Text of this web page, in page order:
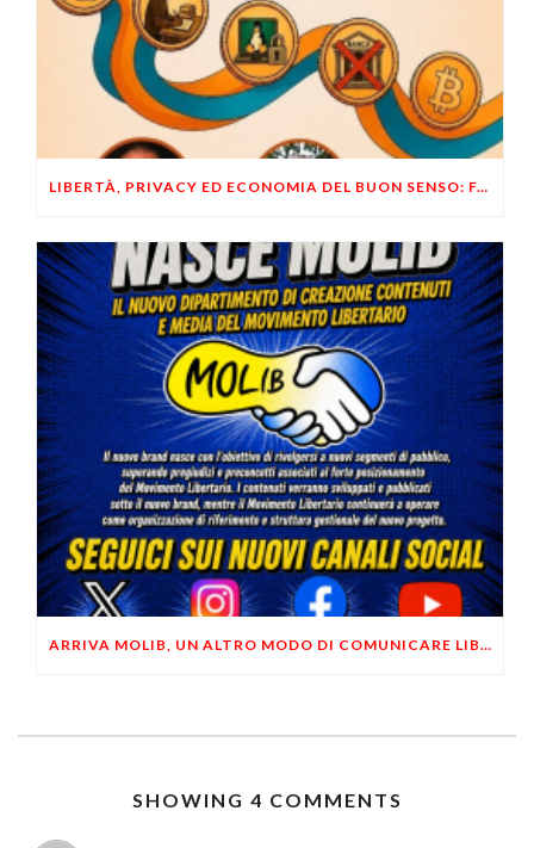
LIBERTÀ, PRIVACY ED ECONOMIA DEL BUON SENSO: FACCO E MUSUMECI A CASALECCHIO DI RENO (BO)
ARRIVA MOLIB, UN ALTRO MODO DI COMUNICARE LIBERTARIO
SHOWING 4 COMMENTS